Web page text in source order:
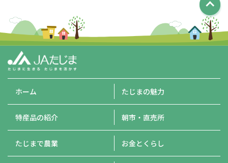
ホーム たじまの魅力
特産品の紹介 朝市・直売所
たじまで農業 お金とくらし